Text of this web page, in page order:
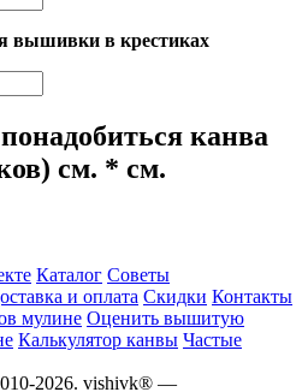
вышивки в крестиках
канва
см. * см.
Каталог Советы
и оплата Скидки Контакты
мулине Оценить вышитую
Калькулятор канвы Частые
2026. vishivk® —